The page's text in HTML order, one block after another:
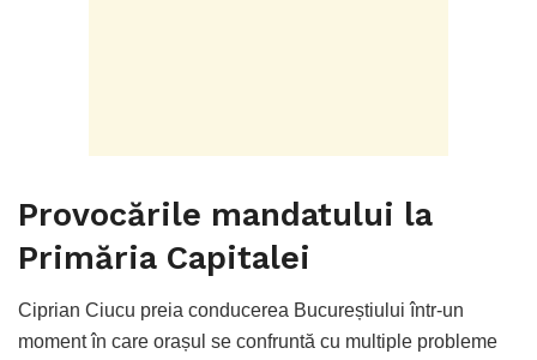
Provocările mandatului la
Primăria Capitalei
Ciprian Ciucu preia conducerea Bucureștiului într-un
moment în care orașul se confruntă cu multiple probleme